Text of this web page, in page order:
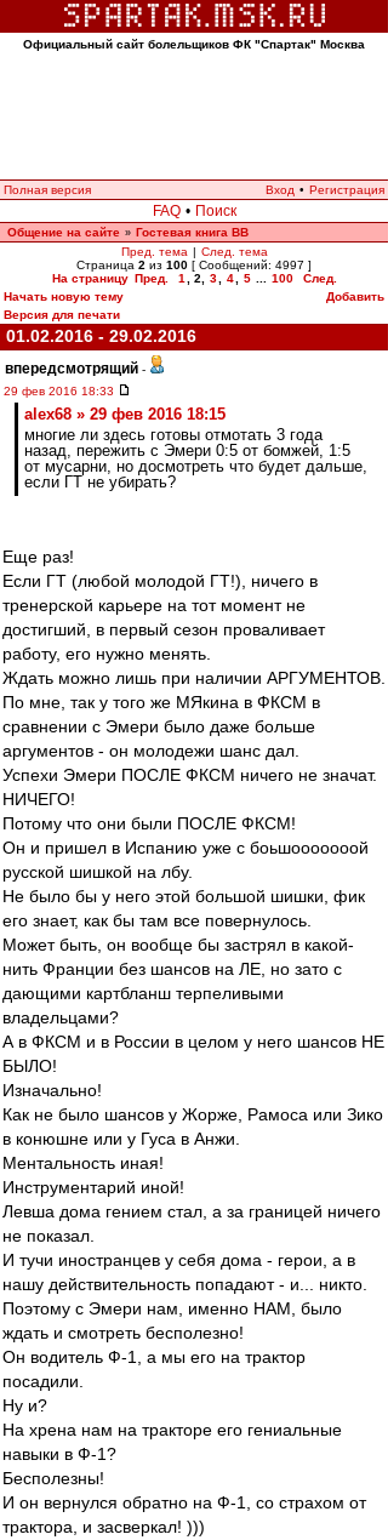
Официальный сайт болельщиков ФК "Спартак" Москва
Полная версия Вход • Регистрация
FAQ • Поиск
Общение на сайте » Гостевая книга ВВ
Пред. тема | След. тема
Страница 2 из 100 [ Сообщений: 4997 ]
На страницу Пред. 1 2 3 4 5 100
След.
Начать новую тему
Добавить
Версия для печати
01.02.2016 - 29.02.2016
впередсмотрящий -
29 фев 2016 18:33
alex68 » 29 фев 2016 18:15
многие ли здесь готовы отмотать 3 года
назад, пережить с Эмери 0:5 от бомжей, 1:5
от мусарни, но досмотреть что будет дальше,
если ГТ не убирать?
Еще раз!
Если ГТ (любой молодой ГТ!), ничего в
тренерской карьере на тот момент не
достигший, в первый сезон проваливает
работу, его нужно менять.
Ждать можно лишь при наличии АРГУМЕНТОВ.
По мне, так у того же МЯкина в ФКСМ в
сравнении с Эмери было даже больше
аргументов - он молодежи шанс дал.
Успехи Эмери ПОСЛЕ ФКСМ ничего не значат.
НИЧЕГО!
Потому что они были ПОСЛЕ ФКСМ!
Он и пришел в Испанию уже с боьшооооооой
русской шишкой на лбу.
Не было бы у него этой большой шишки, фик
его знает, как бы там все повернулось.
Может быть, он вообще бы застрял в какой-
нить Франции без шансов на ЛЕ, но зато с
дающими картбланш терпеливыми
владельцами?
А в ФКСМ и в России в целом у него шансов НЕ
БЫЛО!
Изначально!
Как не было шансов у Жорже, Рамоса или Зико
в конюшне или у Гуса в Анжи.
Ментальность иная!
Инструментарий иной!
Левша дома гением стал, а за границей ничего
не показал.
И тучи иностранцев у себя дома - герои, а в
нашу действительность попадают - и... никто.
Поэтому с Эмери нам, именно НАМ, было
ждать и смотреть бесполезно!
Он водитель Ф-1, а мы его на трактор
посадили.
Ну и?
На хрена нам на тракторе его гениальные
навыки в Ф-1?
Бесполезны!
И он вернулся обратно на Ф-1, со страхом от
трактора, и засверкал! )))